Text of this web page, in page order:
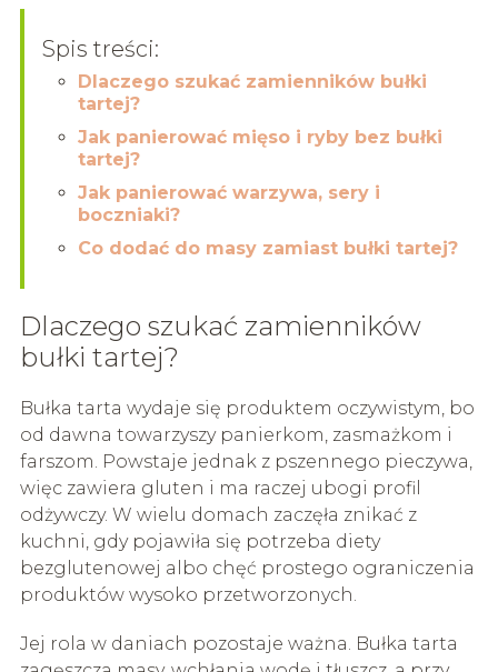
Spis treści:
Dlaczego szukać zamienników bułki
tartej?
Jak panierować mięso i ryby bez bułki
tartej?
Jak panierować warzywa, sery i
boczniaki?
Co dodać do masy zamiast bułki tartej?
Dlaczego szukać zamienników
bułki tartej?
Bułka tarta wydaje się produktem oczywistym, bo
od dawna towarzyszy panierkom, zasmażkom i
farszom. Powstaje jednak z pszennego pieczywa,
więc zawiera gluten i ma raczej ubogi profil
odżywczy. W wielu domach zaczęła znikać z
kuchni, gdy pojawiła się potrzeba diety
bezglutenowej albo chęć prostego ograniczenia
produktów wysoko przetworzonych.
Jej rola w daniach pozostaje ważna. Bułka tarta